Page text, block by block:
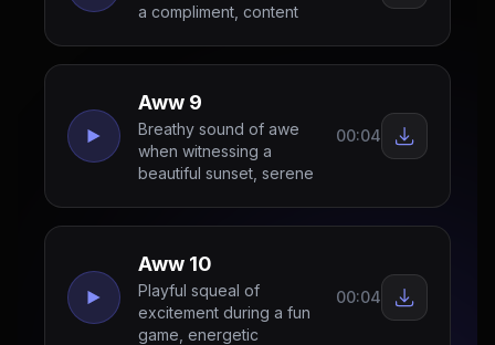
a compliment, content
Aww 9
Breathy sound of awe
when witnessing a
beautiful sunset, serene
00:04
Aww 10
Playful squeal of
excitement during a fun
game, energetic
00:04